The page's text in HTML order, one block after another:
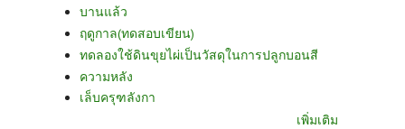
บานแล้ว
ฤดูกาล(ทดสอบเขียน)
ทดลองใช้ดินขุยไผ่เป็นวัสดุในการปลูกบอนสี
ความหลัง
เล็บครุฑลังกา
เพิ่มเติม